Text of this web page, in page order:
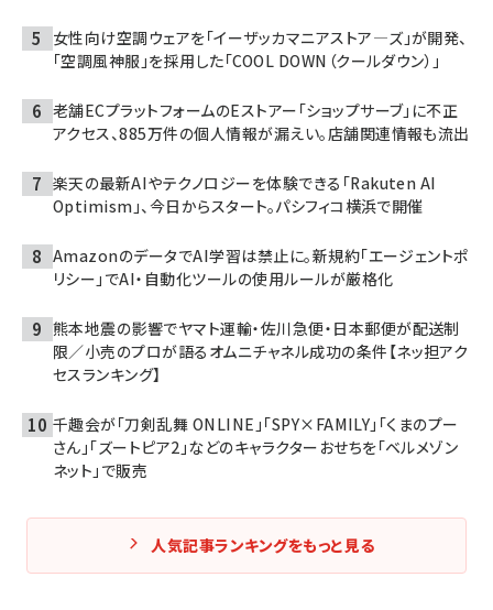
女性向け空調ウェアを「イーザッカマニアストア―ズ」が開発、
「空調風神服」を採用した「COOL DOWN（クールダウン）」
老舗ECプラットフォームのEストアー「ショップサーブ」に不正
アクセス、885万件の個人情報が漏えい。店舗関連情報も流出
楽天の最新AIやテクノロジーを体験できる「Rakuten AI
Optimism」、今日からスタート。パシフィコ横浜で開催
AmazonのデータでAI学習は禁止に。新規約「エージェントポ
リシー」でAI・自動化ツールの使用ルールが厳格化
熊本地震の影響でヤマト運輸・佐川急便・日本郵便が配送制
限／小売のプロが語るオムニチャネル成功の条件【ネッ担アク
セスランキング】
千趣会が「刀剣乱舞 ONLINE」「SPY×FAMILY」「くまのプー
さん」「ズートピア2」などのキャラクターおせちを「ベルメゾン
ネット」で販売
人気記事ランキングをもっと見る